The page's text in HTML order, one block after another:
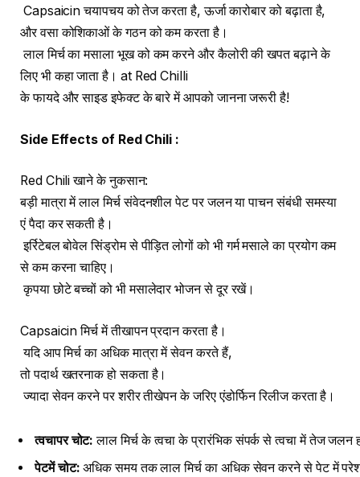
Capsaicin चयापचय को तेज करता है, ऊर्जा कारोबार को बढ़ाता है,
और वसा कोशिकाओं के गठन को कम करता है।
लाल मिर्च का मसाला भूख को कम करने और कैलोरी की खपत बढ़ाने के
लिए भी कहा जाता है। at Red Chilli
के फायदे और साइड इफेक्ट के बारे में आपको जानना जरूरी है!
Side Effects of Red Chili :
Red Chili खाने के नुकसान:
बड़ी मात्रा में लाल मिर्च संवेदनशील पेट पर जलन या पाचन संबंधी समस्या
एं पैदा कर सकती है।
इर्रिटेबल बोवेल सिंड्रोम से पीड़ित लोगों को भी गर्म मसाले का प्रयोग कम
से कम करना चाहिए।
कृपया छोटे बच्चों को भी मसालेदार भोजन से दूर रखें।
Capsaicin मिर्च में तीखापन प्रदान करता है।
यदि आप मिर्च का अधिक मात्रा में सेवन करते हैं,
तो पदार्थ खतरनाक हो सकता है।
ज्यादा सेवन करने पर शरीर तीखेपन के जरिए एंडोर्फिन रिलीज करता है।
त्वचापर चोट: लाल मिर्च के त्वचा के प्रारंभिक संपर्क से त्वचा में तेज जलन
पेटमें चोट: अधिक समय तक लाल मिर्च का अधिक सेवन करने से पेट में